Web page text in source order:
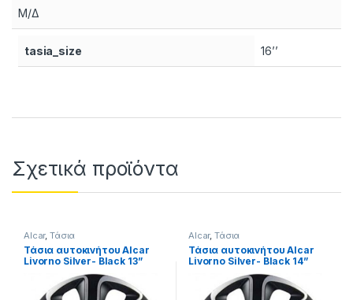
Μ/Δ
tasia_size 16’’
Σχετικά προϊόντα
Alcar,Τάσια
Τάσια αυτοκινήτου Alcar
Livorno Silver- Black 13”
Alcar,Τάσια
Τάσια αυτοκινήτου Alcar
Livorno Silver- Black 14”